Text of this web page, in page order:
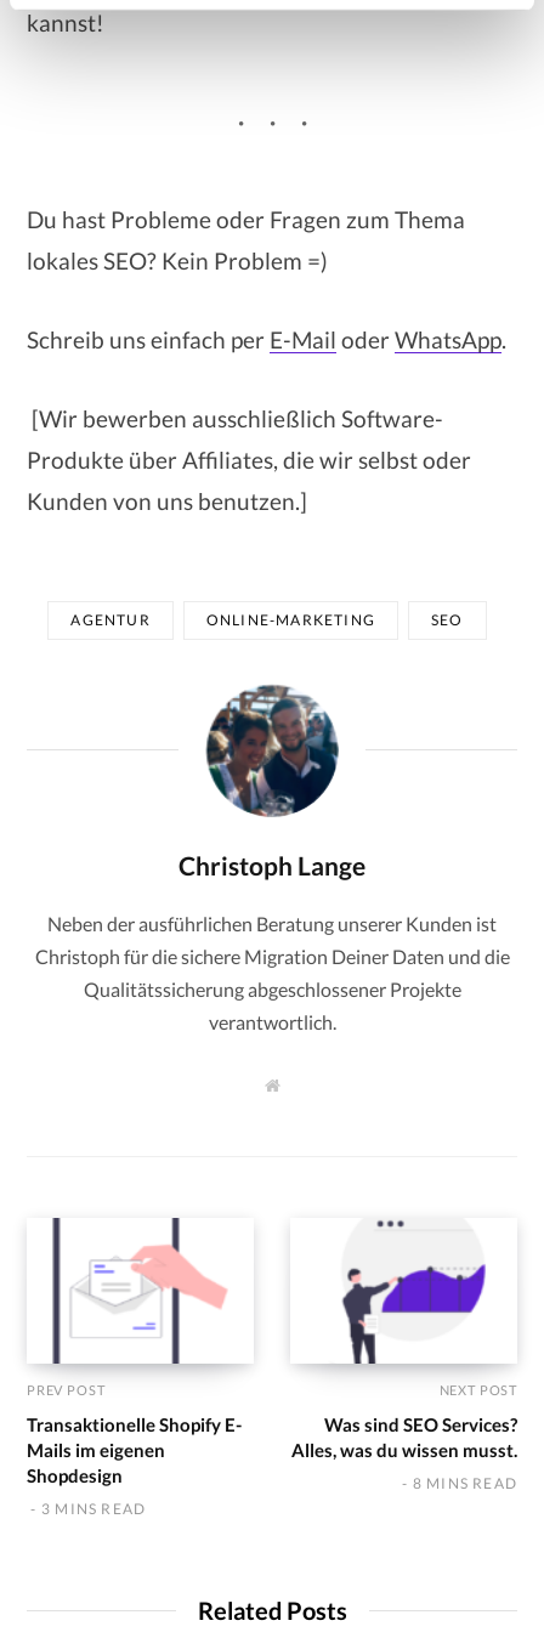
kannst!
Du hast Probleme oder Fragen zum Thema
lokales SEO? Kein Problem =)
Schreib uns einfach per E-Mail oder WhatsApp.
[Wir bewerben ausschließlich Software-
Produkte über Affiliates, die wir selbst oder
Kunden von uns benutzen.]
AGENTUR ONLINE-MARKETING SEO
Christoph Lange
Neben der ausführlichen Beratung unserer Kunden ist
Christoph für die sichere Migration Deiner Daten und die
Qualitätssicherung abgeschlossener Projekte
verantwortlich.
W
PREV POST
Transaktionelle Shopify E-
Mails im eigenen
Shopdesign
3 MINS READ
NEXT POST
Was sind SEO Services?
Alles, was du wissen musst.
8 MINS READ
Related Posts